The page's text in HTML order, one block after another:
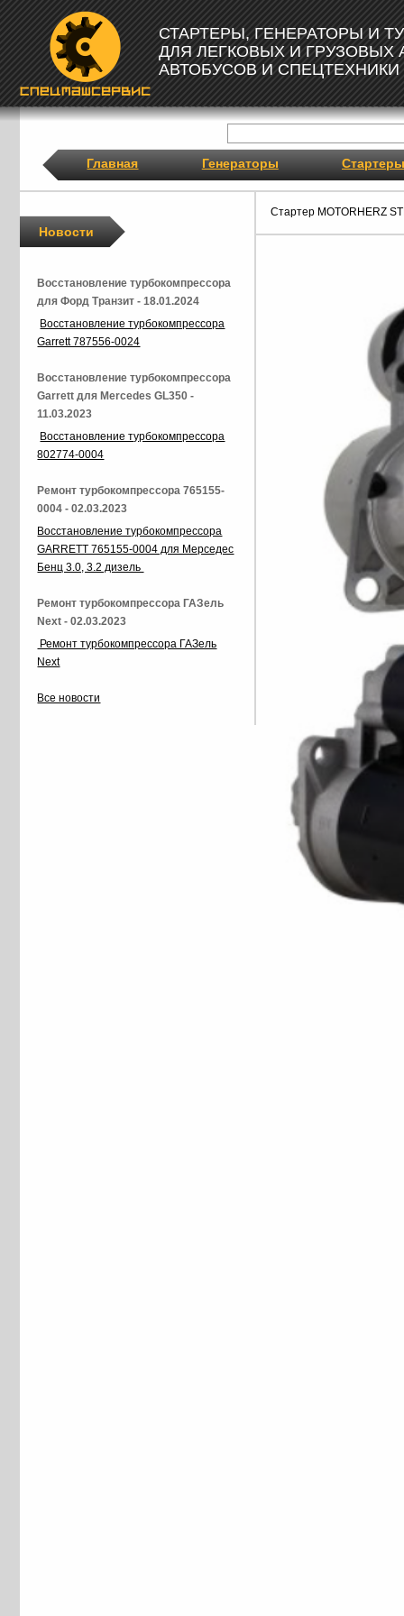
СТАРТЕРЫ, ГЕНЕРАТОРЫ И
ДЛЯ ЛЕГКОВЫХ И ГРУЗОВЫХ
АВТОБУСОВ И СПЕЦТЕХНИКИ
Главная Генераторы Стартеры
Стартер MOTORHERZ
Новости
Восстановление турбокомпрессора
для Форд Транзит - 18.01.2024
Восстановление турбокомпрессора
Garrett 787556-0024
Восстановление турбокомпрессора
Garrett для Mercedes GL350 -
11.03.2023
Восстановление турбокомпрессора
802774-0004
Ремонт турбокомпрессора 765155-
0004 - 02.03.2023
Восстановление турбокомпрессора
GARRETT 765155-0004 для Мерседес
Бенц 3.0, 3.2 дизель
Ремонт турбокомпрессора ГАЗель
Next - 02.03.2023
Ремонт турбокомпрессора ГАЗель
Next
Все новости